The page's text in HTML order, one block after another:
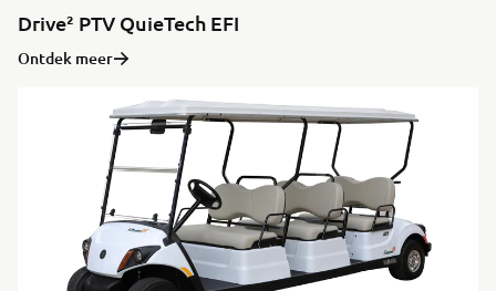
Drive² PTV QuieTech EFI
Ontdek meer